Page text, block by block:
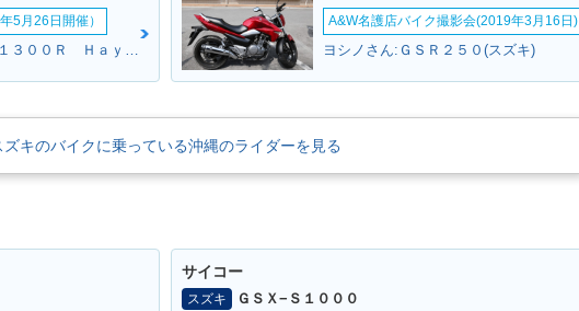
5月26日開催）
ブラウンさん:ハヤブサ（ＧＳＸ１３００Ｒ Ｈａｙａｂｕｓａ）(スズキ)
A&W名護店バイク撮影会(2019年3月16日)
ヨシノさん:ＧＳＲ２５０(スズキ)
ズキのバイクに乗っている沖縄のライダーを見る
サイコー
スズキ
ＧＳＸ−Ｓ１０００